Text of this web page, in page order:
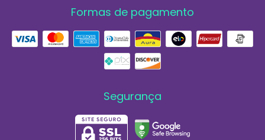
Formas de pagamento
Segurança